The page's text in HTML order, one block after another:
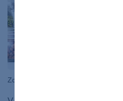
Zdroj: Bigstock